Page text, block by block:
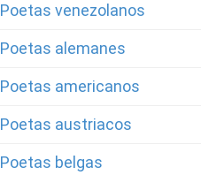
Poetas venezolanos
Poetas alemanes
Poetas americanos
Poetas austriacos
Poetas belgas